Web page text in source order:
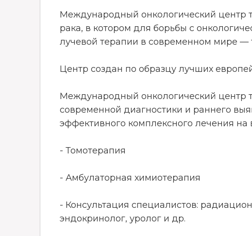
Международный онкологический центр
рака, в котором для борьбы с
лучевой терапии в современном мире —
Центр создан по образцу лучших
Международный онкологический центр
современной диагностики и раннего
эффективного комплексного лечения на
- Томотерапия
- Амбулаторная химиотерапия
- Консультация специалистов:
эндокринолог, уролог и др.